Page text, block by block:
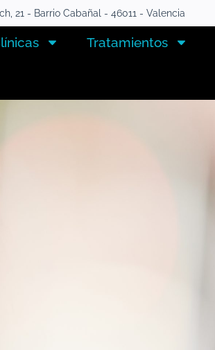
21 - Barrio Cabañal - 46011 - Valencia
Tratamientos